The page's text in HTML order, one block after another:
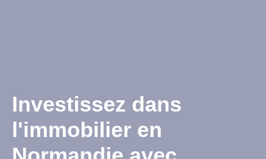
Investissez dans
l'immobilier en